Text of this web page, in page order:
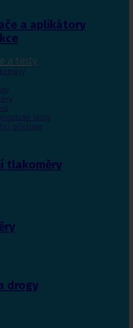
a aplikátory
a testy
testy
přístroje
tlakoměry
drogy